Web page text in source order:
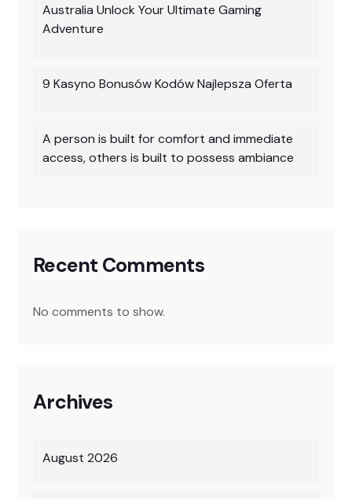
Australia Unlock Your Ultimate Gaming
Adventure
9 Kasyno Bonusów Kodów Najlepsza Oferta
A person is built for comfort and immediate
access, others is built to possess ambiance
Recent Comments
No comments to show.
Archives
August 2026